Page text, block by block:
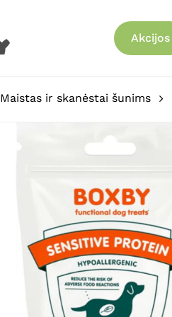
Akcijos
Maistas ir skanėstai šunims